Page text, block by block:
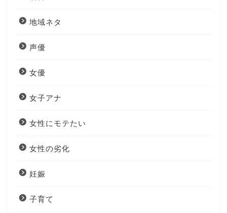
地域ネタ
声優
女優
女子アナ
女性にモテたい
女性の劣化
妊娠
子育て